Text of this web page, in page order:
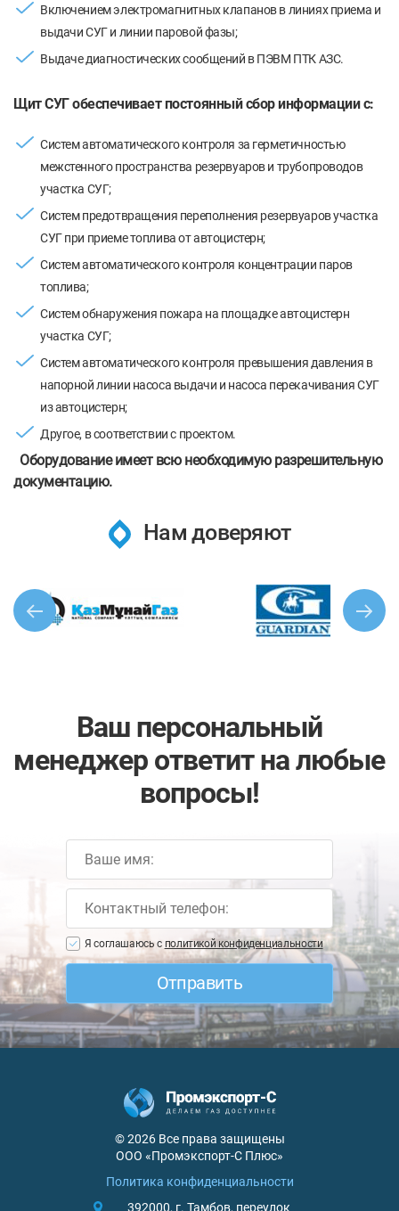
Включением электромагнитных клапанов в линиях приема и
выдачи СУГ и линии паровой фазы;
Выдаче диагностических сообщений в ПЭВМ ПТК АЗС.
Щит СУГ обеспечивает постоянный сбор информации с:
Систем автоматического контроля за герметичностью
межстенного пространства резервуаров и трубопроводов
участка СУГ;
Систем предотвращения переполнения резервуаров участка
СУГ при приеме топлива от автоцистерн;
Систем автоматического контроля концентрации паров
топлива;
Систем обнаружения пожара на площадке автоцистерн
участка СУГ;
Систем автоматического контроля превышения давления в
напорной линии насоса выдачи и насоса перекачивания СУГ
из автоцистерн;
Другое, в соответствии с проектом.
Оборудование имеет всю необходимую разрешительную
документацию.
Нам доверяют
Ваш персональный
менеджер ответит на любые
вопросы!
Я соглашаюсь с политикой конфиденциальности
© 2026 Все права защищены
ООО «Промэкспорт-С Плюс»
Политика конфиденциальности
392000, г. Тамбов, переулок